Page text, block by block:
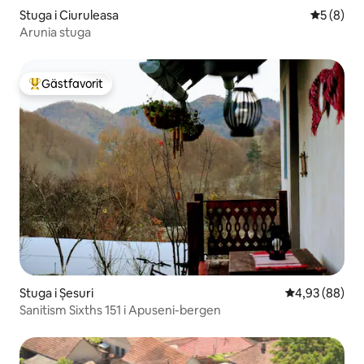
Stuga i Ciuruleasa 5 av 5 i
5 (8)
Arunia stuga
Populär gästfavorit
Gästfavorit
Stuga i Șesuri 4,93 av 5 i
4,93 (88)
Sanitism Sixths 151 i Apuseni-bergen